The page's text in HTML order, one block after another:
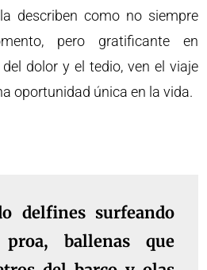
describen como no siempre
pero gratificante en
dolor y el tedio, ven el viaje
oportunidad única en la vida.
delfines surfeando
ballenas que